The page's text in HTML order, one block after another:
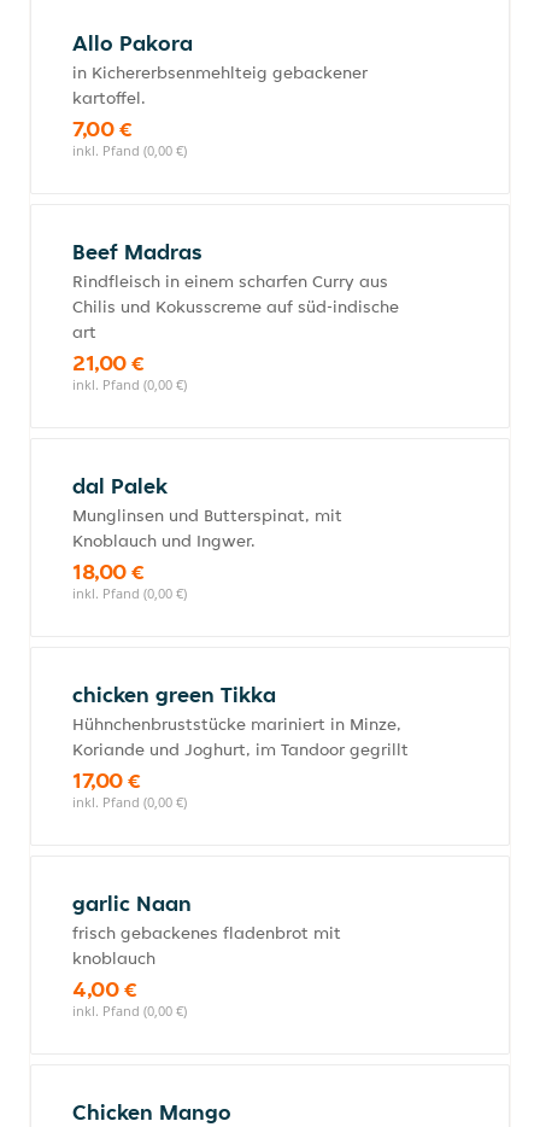
Allo Pakora
in Kichererbsenmehlteig gebackener
kartoffel.
7,00 €
inkl. Pfand (0,00 €)
Beef Madras
Rindfleisch in einem scharfen Curry aus
Chilis und Kokusscreme auf süd-indische
art
21,00 €
inkl. Pfand (0,00 €)
dal Palek
Munglinsen und Butterspinat, mit
Knoblauch und Ingwer.
18,00 €
inkl. Pfand (0,00 €)
chicken green Tikka
Hühnchenbruststücke mariniert in Minze,
Koriande und Joghurt, im Tandoor gegrillt
17,00 €
inkl. Pfand (0,00 €)
garlic Naan
frisch gebackenes fladenbrot mit
knoblauch
4,00 €
inkl. Pfand (0,00 €)
Chicken Mango